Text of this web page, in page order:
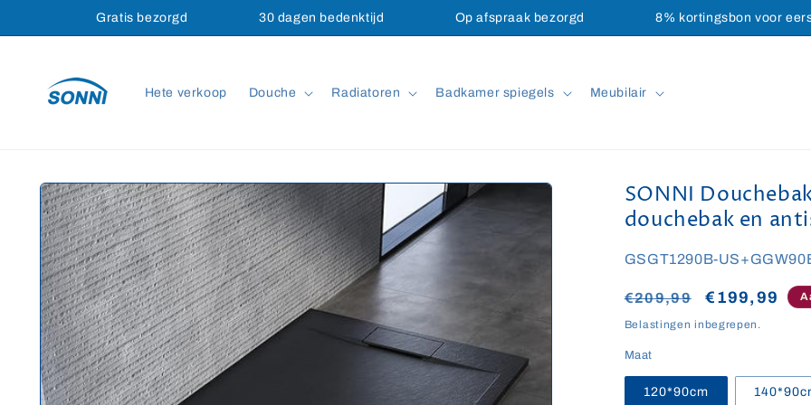
content
Gratis bezorgd 30 dagen bedenktijd Op afspraak bezorgd 8% kortingsbon voor
Hete verkoop Douche Radiatoren Badkamer spiegels Meubilair
Ga direct naar
productinformatie
SONNI
douchebak en
SKU:
GSGT1290B-
Normale
prijs
€209,99 €199,99
Belastingen inbegrepen.
Maat
120*90cm